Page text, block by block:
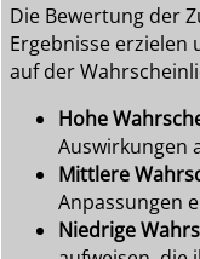
Die Bewertung der
Ergebnisse erzielen
auf der
Hohe
Auswirkungen
Mittlere
Anpassungen
Niedrige